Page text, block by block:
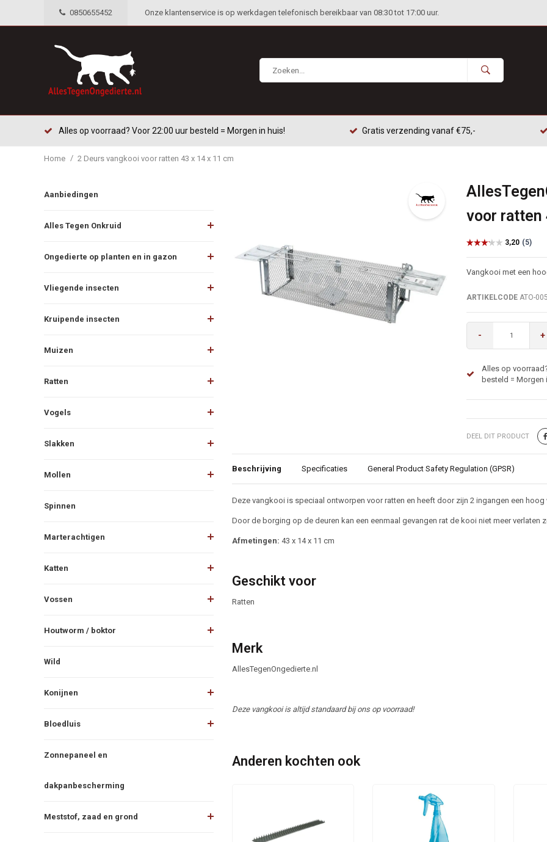
0850655452 Onze klantenservice is op werkdagen telefonisch bereikbaar van 08:30 tot 17:00 uur.
Alles op voorraad? Voor 22:00 uur besteld = Morgen in huis! Gratis verzending vanaf €75,-
Home / 2 Deurs vangkooi voor ratten 43 x 14 x 11 cm
Aanbiedingen
Alles Tegen Onkruid
Ongedierte op planten en in gazon
Vliegende insecten
Kruipende insecten
Muizen
Ratten
Vogels
Slakken
Mollen
Spinnen
Marterachtigen
Katten
Vossen
Houtworm / boktor
Wild
Konijnen
Bloedluis
Zonnepaneel en
dakpanbescherming
Meststof, zaad en grond
voor ratten
Vangkooi met een
ARTIKELCODEATO-
- +
Alles op
besteld = Morgen
DEEL DIT PRODUCT
Beschrijving Specificaties General Product Safety Regulation (GPSR)
Beschrijving
Deze vangkooi is speciaal ontworpen voor ratten en heeft door zijn 2 ingangen een hoog
Door de borging op de deuren kan een eenmaal gevangen rat de kooi niet meer verlaten
Afmetingen: 43 x 14 x 11 cm
Geschikt voor
Ratten
Merk
AllesTegenOngedierte.nl
Deze vangkooi is altijd standaard bij ons op voorraad!
Anderen kochten ook